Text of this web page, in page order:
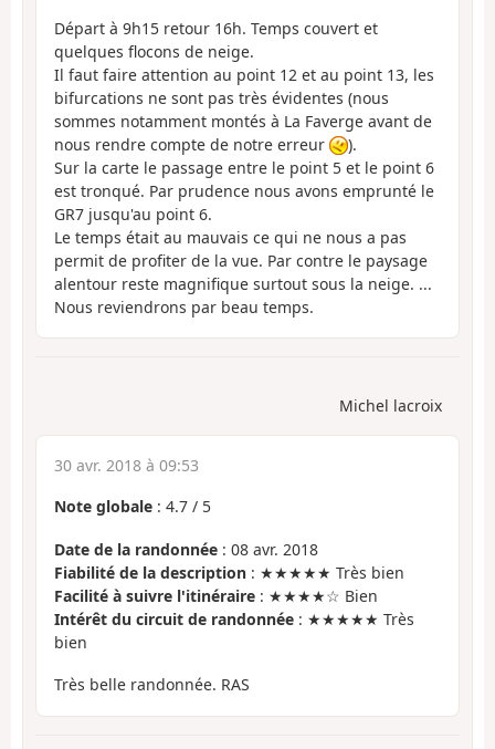
Départ à 9h15 retour 16h. Temps couvert et
quelques flocons de neige.
Il faut faire attention au point 12 et au point 13, les
bifurcations ne sont pas très évidentes (nous
sommes notamment montés à La Faverge avant de
nous rendre compte de notre erreur
).
Sur la carte le passage entre le point 5 et le point 6
est tronqué. Par prudence nous avons emprunté le
GR7 jusqu'au point 6.
Le temps était au mauvais ce qui ne nous a pas
permit de profiter de la vue. Par contre le paysage
alentour reste magnifique surtout sous la neige. ...
Nous reviendrons par beau temps.
Michel lacroix
30 avr. 2018 à 09:53
Note globale : 4.7 / 5
Date de la randonnée : 08 avr. 2018
Fiabilité de la description : ★★★★★ Très bien
Facilité à suivre l'itinéraire : ★★★★☆ Bien
Intérêt du circuit de randonnée : ★★★★★ Très
bien
Très belle randonnée. RAS